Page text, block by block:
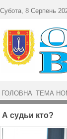
А судьи кто?
Субота, 8 Серпень
ГОЛОВНА ТЕМА